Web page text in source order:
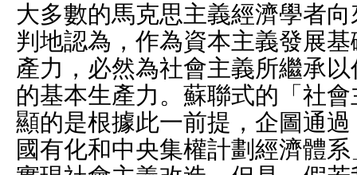
大多數的馬克思主義經濟學者
判地認為，作為資本主義發展
產力，必然為社會主義所繼承
的基本生產力。蘇聯式的「社
顯的是根據此一前提，企圖通
國有化和中央集權計劃經濟體